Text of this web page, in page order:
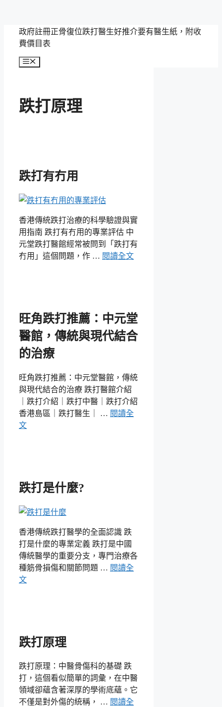
政府註冊正骨復位跌打醫生好推介要有醫生紙，附收
費價目表
選
跌打原理
跌打有冇用
香港傳統跌打治療的科學驗證與實
用指南 跌打有冇用的專業評估 中
元堂跌打醫館經常被問到「跌打有
冇用」這個問題，作 … 閱讀全文
旺角跌打推薦：中元堂
醫館，傳統與現代結合
的治療
旺角跌打推薦：中元堂醫館，傳統
與現代結合的治療 跌打醫館介紹
｜跌打介紹｜跌打中醫｜跌打介紹
香港島區｜跌打醫生｜ … 閱讀全
文
跌打是什麼?
香港傳統跌打醫學的全面認識 跌
打是什麼的專業定義 跌打是中國
傳統醫學的重要分支，專門治療各
種筋骨損傷和關節問題 … 閱讀全
文
跌打原理
跌打原理：中醫骨傷科的基礎 跌
打，這個看似簡單的詞彙，在中醫
領域卻蘊含著深厚的學術底蘊。它
不僅是對外傷的統稱， … 閱讀全